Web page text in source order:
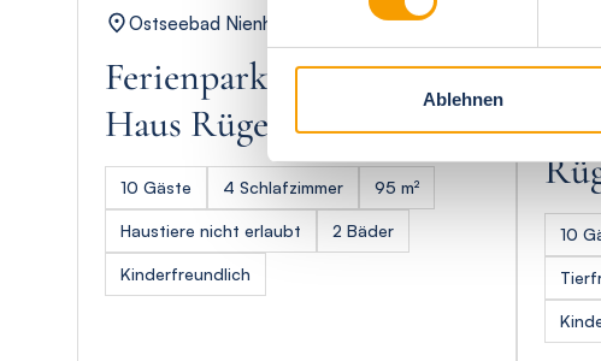
Ablehnen
Ostseebad Nienhagen
Ferienpark Seepferdchen,
Haus Rügen 9b
10 Gäste 4 Schlafzimmer 95 m²
Haustiere nicht erlaubt 2 Bäder
Kinderfreundlich
10